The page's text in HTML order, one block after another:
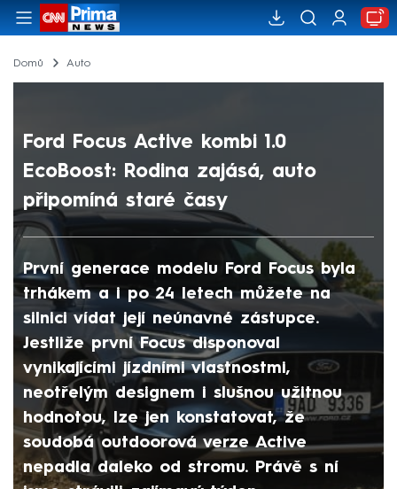
Domů Auto
Ford Focus Active kombi 1.0
EcoBoost: Rodina zajásá, auto
připomíná staré časy
První generace modelu Ford Focus byla
trhákem a i po 24 letech můžete na
silnici vídat její neúnavné zástupce.
Jestliže první Focus disponoval
vynikajícími jízdními vlastnostmi,
neotřelým designem i slušnou užitnou
hodnotou, lze jen konstatovat, že
soudobá outdoorová verze Active
nepadla daleko od stromu. Právě s ní